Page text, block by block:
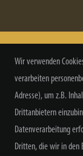
Wir verwenden
verarbeiten
Adresse), um z.B.
Drittanbietern
Datenverarbeitung
Dritten, die wir in den